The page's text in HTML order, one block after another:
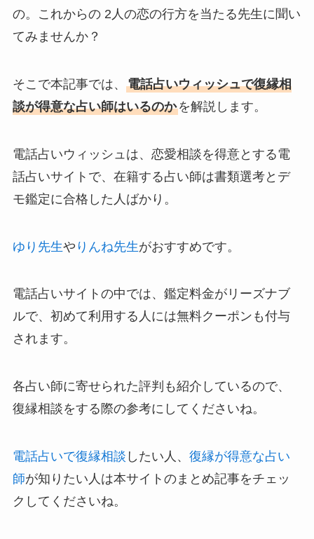
の。これからの 2人の恋の行方を当たる先生に聞い
てみませんか？
そこで本記事では、 電話占いウィッシュで復縁相
談が得意な占い師はいるのかを解説します。
電話占いウィッシュは、恋愛相談を得意とする電
話占いサイトで、在籍する占い師は書類選考とデ
モ鑑定に合格した人ばかり。
ゆり先生や りんね先生がおすすめです。
電話占いサイトの中では、鑑定料金がリーズナブ
ルで、初めて利用する人には無料クーポンも付与
されます。
各占い師に寄せられた評判も紹介しているので、
復縁相談をする際の参考にしてくださいね。
電話占いで復縁相談 したい人、 復縁が得意な占い
師が知りたい人は本サイトのまとめ記事をチェッ
クしてくださいね。